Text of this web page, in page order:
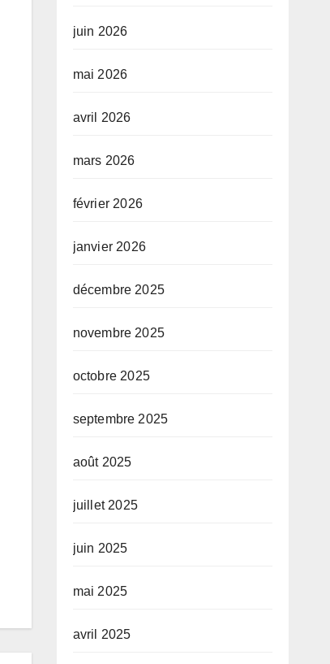
juin 2026
mai 2026
avril 2026
mars 2026
février 2026
janvier 2026
décembre 2025
novembre 2025
octobre 2025
septembre 2025
août 2025
juillet 2025
juin 2025
mai 2025
avril 2025